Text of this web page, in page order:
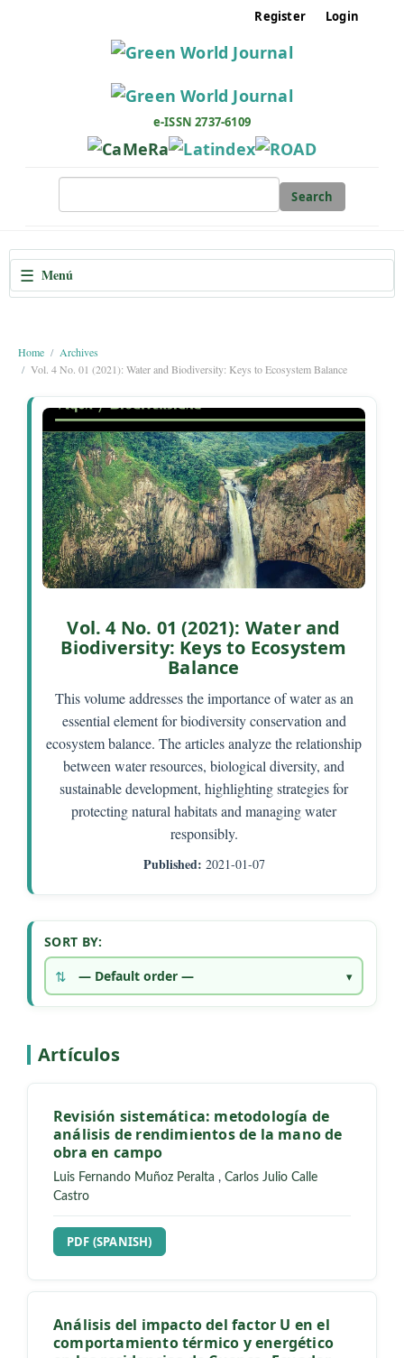
i
o
n
a
i
n
C
S
Register Login
e-ISSN 2737-6109
Search
☰ Menú
Home
Archives
Vol. 4 No. 01 (2021): Water and Biodiversity: Keys to Ecosystem Balance
Vol. 4 No. 01 (2021): Water and
Biodiversity: Keys to Ecosystem
Balance
This volume addresses the importance of water as an
essential element for biodiversity conservation and
ecosystem balance. The articles analyze the relationship
between water resources, biological diversity, and
sustainable development, highlighting strategies for
protecting natural habitats and managing water
responsibly.
Published: 2021-01-07
SORT BY:
Artículos
Revisión sistemática: metodología de
análisis de rendimientos de la mano de
obra en campo
Luis Fernando Muñoz Peralta , Carlos Julio Calle
Castro
REQUIRES SUBSCRIPTION
PDF (SPANISH)
Análisis del impacto del factor U en el
comportamiento térmico y energético